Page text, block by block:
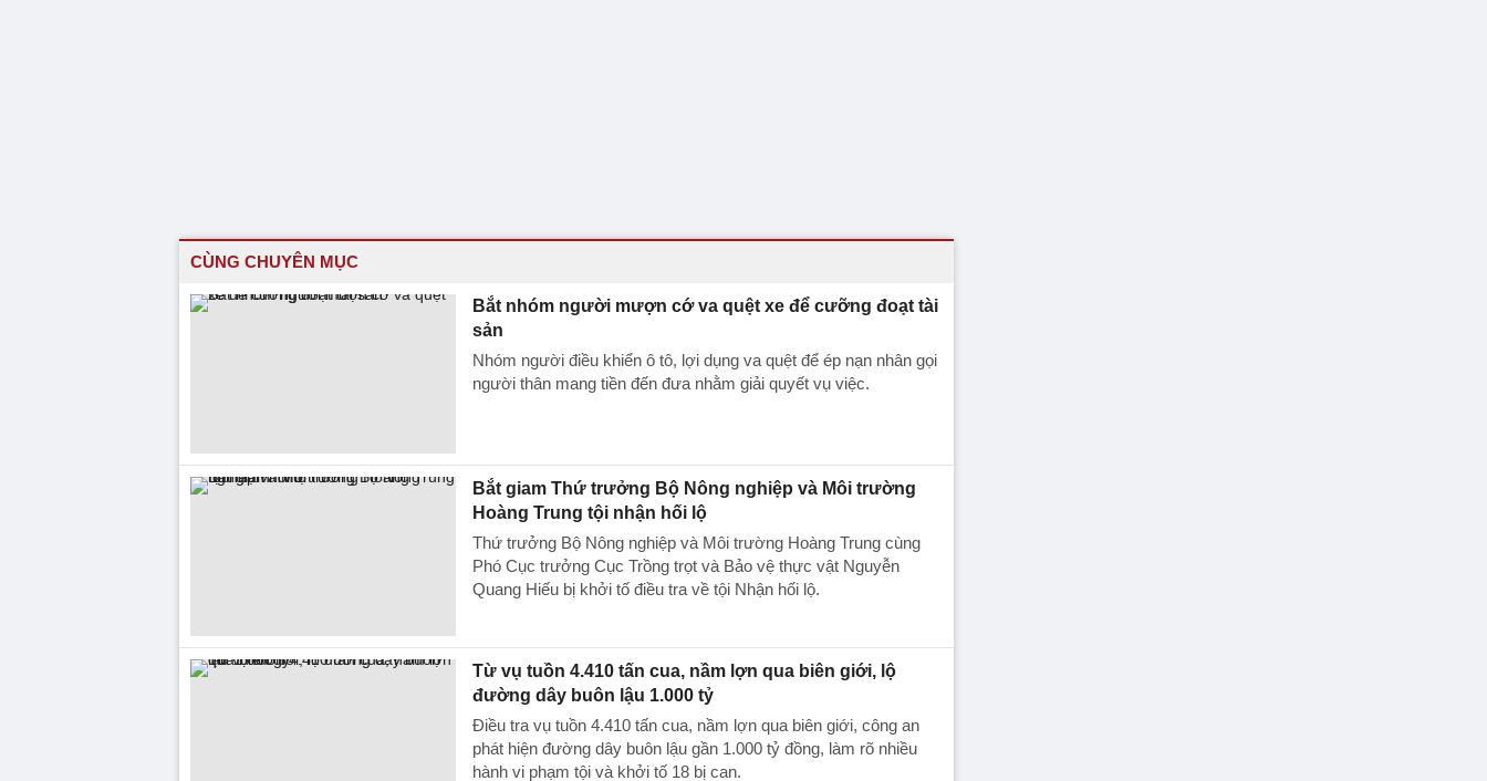
CÙNG CHUYÊN MỤC
Bắt nhóm người mượn cớ va quệt xe để cưỡng đoạt tài
sản
Nhóm người điều khiển ô tô, lợi dụng va quệt để ép nạn nhân gọi
người thân mang tiền đến đưa nhằm giải quyết vụ việc.
Bắt giam Thứ trưởng Bộ Nông nghiệp và Môi trường
Hoàng Trung tội nhận hối lộ
Thứ trưởng Bộ Nông nghiệp và Môi trường Hoàng Trung cùng
Phó Cục trưởng Cục Trồng trọt và Bảo vệ thực vật Nguyễn
Quang Hiếu bị khởi tố điều tra về tội Nhận hối lộ.
Từ vụ tuồn 4.410 tấn cua, nầm lợn qua biên giới, lộ
đường dây buôn lậu 1.000 tỷ
Điều tra vụ tuồn 4.410 tấn cua, nầm lợn qua biên giới, công an
phát hiện đường dây buôn lậu gần 1.000 tỷ đồng, làm rõ nhiều
hành vi phạm tội và khởi tố 18 bị can.